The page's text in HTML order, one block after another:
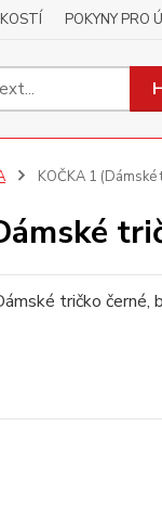
POKYNY PRO
KOČKA 1